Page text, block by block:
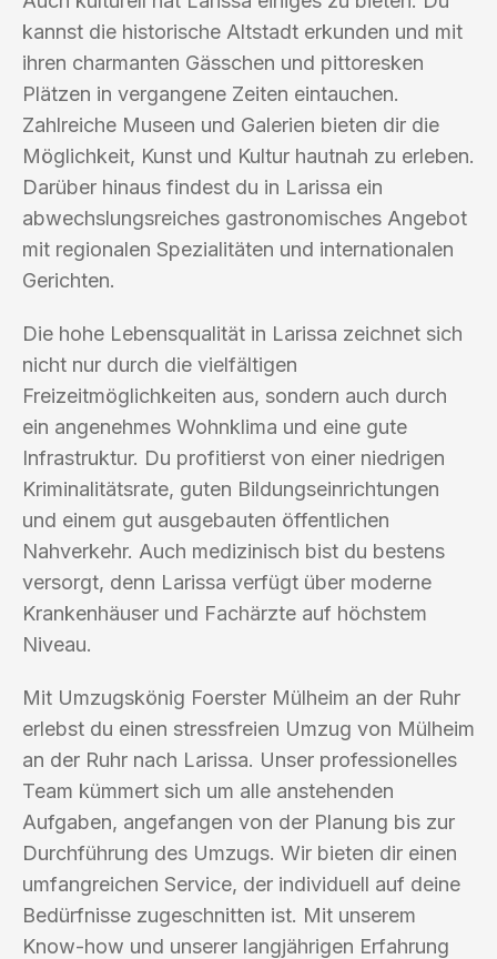
kannst die historische Altstadt erkunden und mit
ihren charmanten Gässchen und pittoresken
Plätzen in vergangene Zeiten eintauchen.
Zahlreiche Museen und Galerien bieten dir die
Möglichkeit, Kunst und Kultur hautnah zu erleben.
Darüber hinaus findest du in Larissa ein
abwechslungsreiches gastronomisches Angebot
mit regionalen Spezialitäten und internationalen
Gerichten.
Die hohe Lebensqualität in Larissa zeichnet sich
nicht nur durch die vielfältigen
Freizeitmöglichkeiten aus, sondern auch durch
ein angenehmes Wohnklima und eine gute
Infrastruktur. Du profitierst von einer niedrigen
Kriminalitätsrate, guten Bildungseinrichtungen
und einem gut ausgebauten öffentlichen
Nahverkehr. Auch medizinisch bist du bestens
versorgt, denn Larissa verfügt über moderne
Krankenhäuser und Fachärzte auf höchstem
Niveau.
Mit Umzugskönig Foerster Mülheim an der Ruhr
erlebst du einen stressfreien Umzug von Mülheim
an der Ruhr nach Larissa. Unser professionelles
Team kümmert sich um alle anstehenden
Aufgaben, angefangen von der Planung bis zur
Durchführung des Umzugs. Wir bieten dir einen
umfangreichen Service, der individuell auf deine
Bedürfnisse zugeschnitten ist. Mit unserem
Know-how und unserer langjährigen Erfahrung